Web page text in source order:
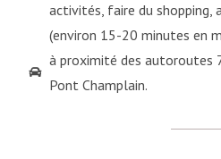
activités, faire du
(environ 15-20 minutes en
à proximité des autoroutes
Pont Champlain.